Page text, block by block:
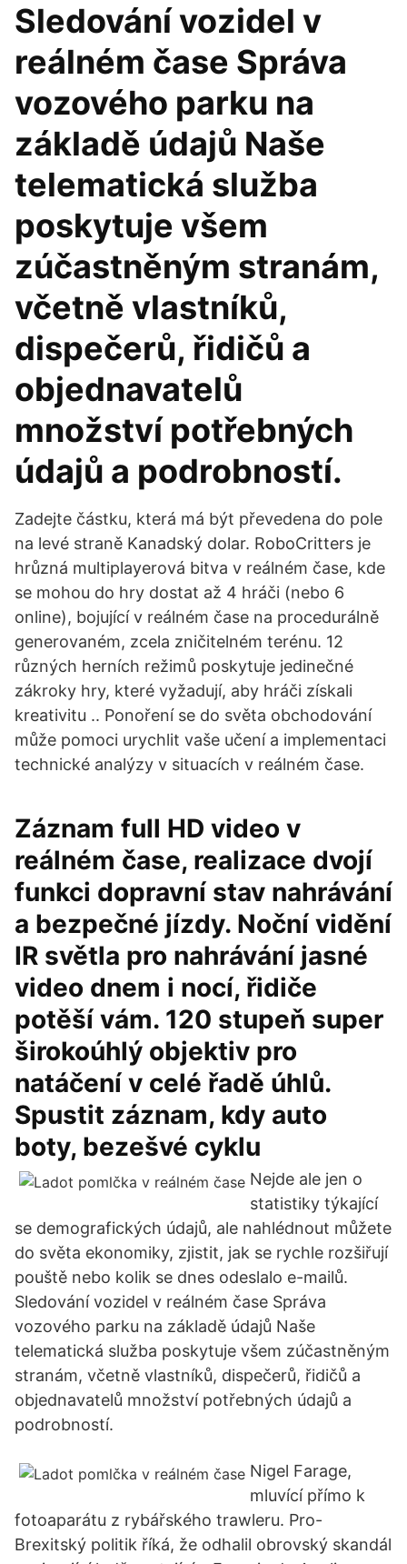
Sledování vozidel v
reálném čase Správa
vozového parku na
základě údajů Naše
telematická služba
poskytuje všem
zúčastněným stranám,
včetně vlastníků,
dispečerů, řidičů a
objednavatelů
množství potřebných
údajů a podrobností.
Zadejte částku, která má být převedena do pole
na levé straně Kanadský dolar. RoboCritters je
hrůzná multiplayerová bitva v reálném čase, kde
se mohou do hry dostat až 4 hráči (nebo 6
online), bojující v reálném čase na procedurálně
generovaném, zcela zničitelném terénu. 12
různých herních režimů poskytuje jedinečné
zákroky hry, které vyžadují, aby hráči získali
kreativitu .. Ponoření se do světa obchodování
může pomoci urychlit vaše učení a implementaci
technické analýzy v situacích v reálném čase.
Záznam full HD video v
reálném čase, realizace dvojí
funkci dopravní stav nahrávání
a bezpečné jízdy. Noční vidění
IR světla pro nahrávání jasné
video dnem i nocí, řidiče
potěší vám. 120 stupeň super
širokoúhlý objektiv pro
natáčení v celé řadě úhlů.
Spustit záznam, kdy auto
boty, bezešvé cyklu
Nejde ale jen o
statistiky týkající
se demografických údajů, ale nahlédnout můžete
do světa ekonomiky, zjistit, jak se rychle rozšiřují
pouště nebo kolik se dnes odeslalo e-mailů.
Sledování vozidel v reálném čase Správa
vozového parku na základě údajů Naše
telematická služba poskytuje všem zúčastněným
stranám, včetně vlastníků, dispečerů, řidičů a
objednavatelů množství potřebných údajů a
podrobností.
Nigel Farage,
mluvící přímo k
fotoaparátu z rybářského trawleru. Pro-
Brexitský politik říká, že odhalil obrovský skandál